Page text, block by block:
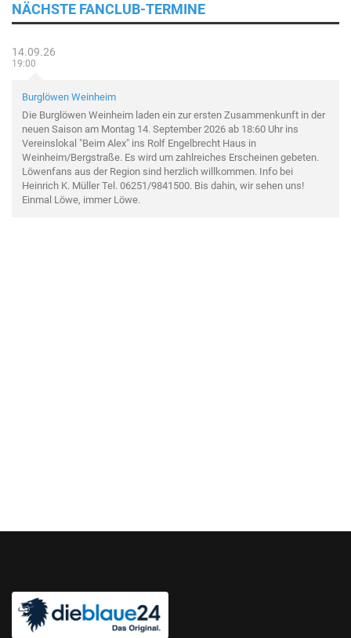
NÄCHSTE FANCLUB-TERMINE
14.09.26
19:00
Burglöwen Weinheim
Die Burglöwen Weinheim laden ein zur ersten Zusammenkunft in der
neuen Saison am Montag 14. September 2026 ab 18:60 Uhr ins
Vereinslokal "Beim Alex" ins Rolf Engelbrecht Haus in
Weinheim/Bergstraße. Es wird um zahlreiches Erscheinen gebeten.
Löwenfans aus der Region sind herzlich willkommen. Info bei
Heinrich K. Müller Tel. 06251/9841500. Bis dahin, wir sehen uns!
Einmal Löwe, immer Löwe.